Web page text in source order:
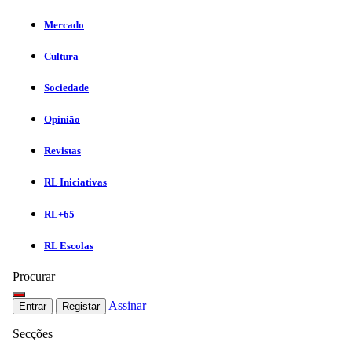
Mercado
Cultura
Sociedade
Opinião
Revistas
RL Iniciativas
RL+65
RL Escolas
Procurar
Entrar Registar Assinar
Secções